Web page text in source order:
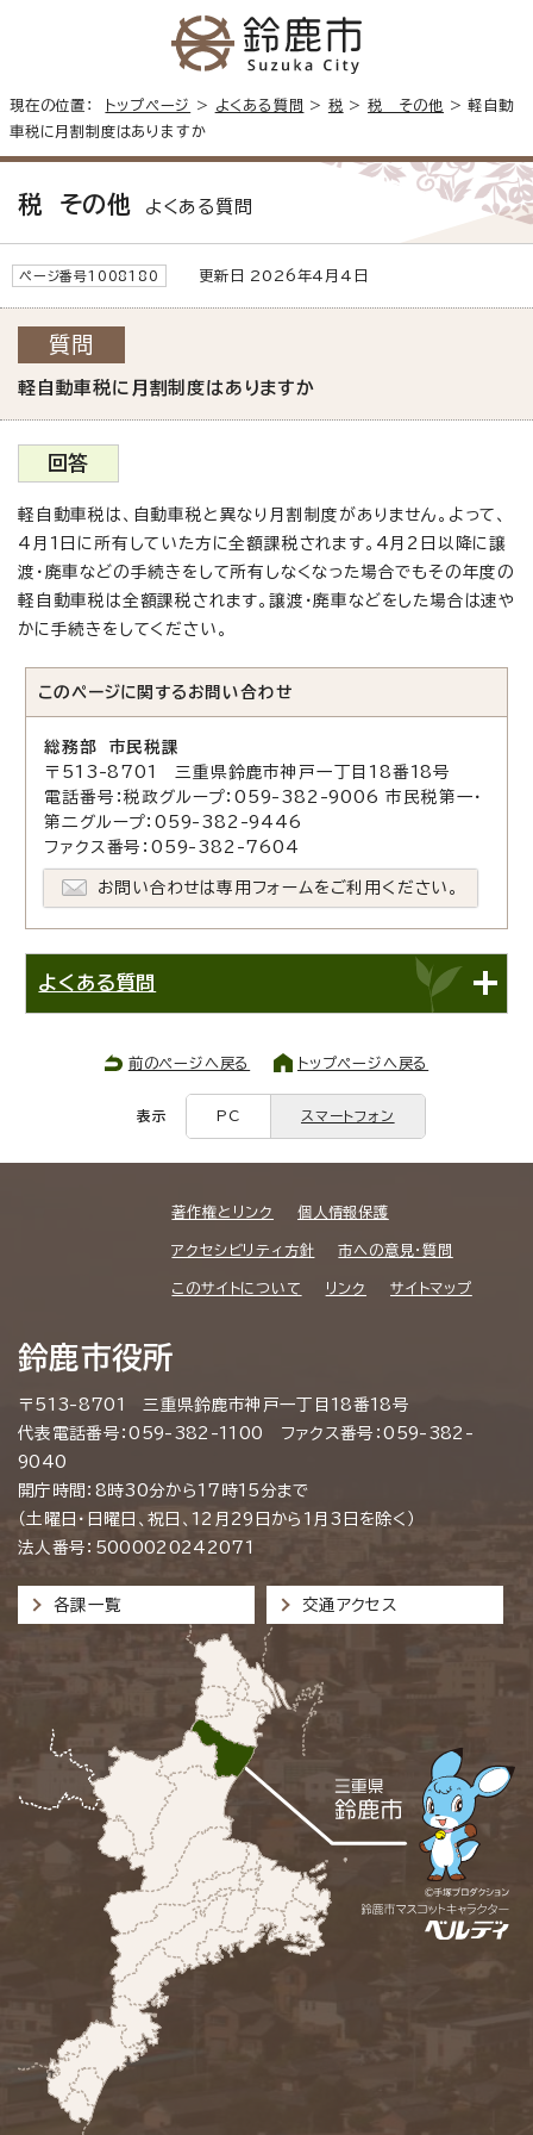
現在の位置： トップページ > よくある質問 > 税 >税 その他
> 軽自動
車税に月割制度はありますか
税 その他 よくある質問
ページ番号1008180 更新日 2026年4月4日
質問
軽自動車税に月割制度はありますか
回答
軽自動車税は、自動車税と異なり月割制度がありません。よって、
4月1日に所有していた方に全額課税されます。4月2日以降に譲
渡・廃車などの手続きをして所有しなくなった場合でもその年度の
軽自動車税は全額課税されます。譲渡・廃車などをした場合は速や
かに手続きをしてください。
このページに関する お問い合わせ
総務部 市民税課
〒513-8701 三重県鈴鹿市神戸一丁目18番18号
電話番号：税政グループ：059-382-9006 市民税第一・
第二グループ：059-382-9446
ファクス番号：059-382-7604
お問い合わせは専用フォームをご利用ください。
よくある質問
前のページへ戻る トップページへ戻る
表示 PC スマートフォン
著作権とリンク 個人情報保護
アクセシビリティ方針 市への意見・質問
このサイトについて リンク サイトマップ
鈴鹿市役所
〒513-8701 三重県鈴鹿市神戸一丁目18番18号
代表電話番号：059-382-1100 ファクス番号：059-382-
9040
開庁時間：8時30分から17時15分まで
（土曜日・日曜日、祝日、12月29日から1月3日を除く）
法人番号：5000020242071
各課一覧 交通アクセス